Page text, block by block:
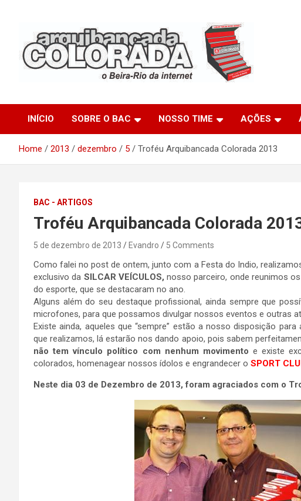
Arquibancada Colorada
INÍCIO SOBRE O BAC NOSSO TIME AÇÕES
Home 2013 dezembro 5 Troféu Arquibancada Colorada 2013
BAC - ARTIGOS
Troféu Arquibancada Colorada
5 de dezembro de 2013 Evandro 5 Comments
Como falei no post de ontem, junto com a Festa do Indio,
exclusivo da SILCAR VEÍCULOS, nosso parceiro, onde reunimos
do esporte, que se destacaram no ano.
Alguns além do seu destaque profissional, ainda sempre que
microfones, para que possamos divulgar nossos eventos e outras
Existe ainda, aqueles que “sempre” estão a nosso disposição
que realizamos, lá estarão nos dando apoio, pois sabem
não tem vínculo político com nenhum movimento e existe
colorados, homenagear nossos ídolos e engrandecer o SPORT
Neste dia 03 de Dezembro de 2013, foram agraciados com o